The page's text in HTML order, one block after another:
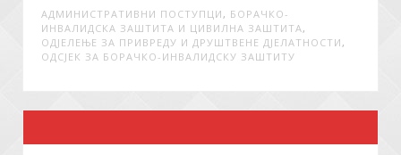
АДМИНИСТРАТИВНИ ПОСТУПЦИ , БОРАЧКО-
ИНВАЛИДСКА ЗАШТИТА И ЦИВИЛНА ЗАШТИТА ,
ОДЈЕЛЕЊЕ ЗА ПРИВРЕДУ И ДРУШТВЕНЕ ДЈЕЛАТНОСТИ ,
ОДСЈЕК ЗА БОРАЧКО-ИНВАЛИДСКУ ЗАШТИТУ